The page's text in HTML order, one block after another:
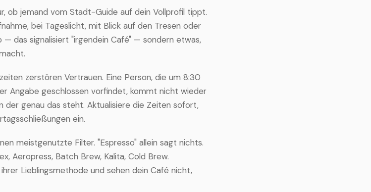
ob jemand vom Stadt-Guide auf dein Vollprofil tippt.
bei Tageslicht, mit Blick auf den Tresen oder
das signalisiert "irgendein Café" — sondern etwas,
zerstören Vertrauen. Eine Person, die um 8:30
Angabe geschlossen vorfindet, kommt nicht wieder
der genau das steht. Aktualisiere die Zeiten sofort,
ein.
meistgenutzte Filter. "Espresso" allein sagt nichts.
Aeropress, Batch Brew, Kalita, Cold Brew.
Lieblingsmethode und sehen dein Café nicht,